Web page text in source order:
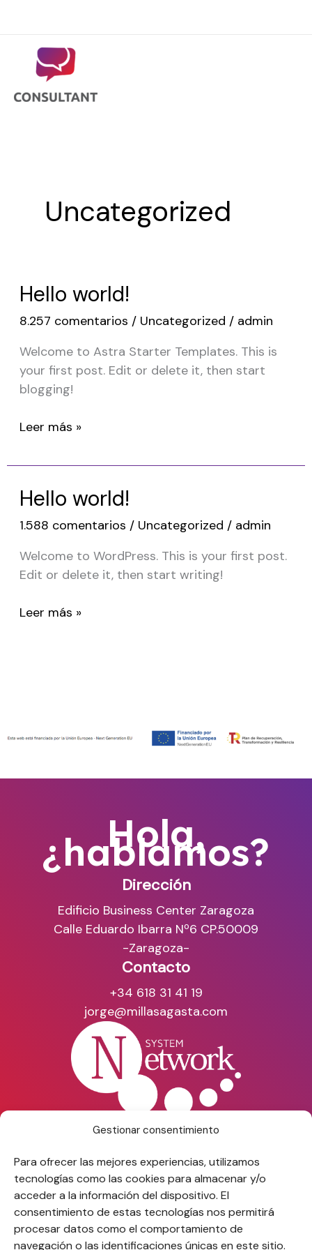
Gestionar consentimiento
Para ofrecer las mejores experiencias, utilizamos
tecnologías como las cookies para almacenar y/o
acceder a la información del dispositivo. El
consentimiento de estas tecnologías nos permitirá
procesar datos como el comportamiento de
navegación o las identificaciones únicas en este sitio.
contenido
Uncategorized
Hello world!
8.257 comentarios / Uncategorized / admin
Welcome to Astra Starter Templates. This is
your first post. Edit or delete it, then start
blogging!
Hello
Leer más »
Hello world!
1.588 comentarios / Uncategorized / admin
Welcome to WordPress. This is your first post.
Edit or delete it, then start writing!
Hello
Leer más »
Hola,
¿hablamos?
Dirección
Edificio Business Center Zaragoza
Calle Eduardo Ibarra Nº6 CP.50009
-Zaragoza-
Contacto
+34 618 31 41 19
jorge@millasagasta.com
By Grupo System
Accesibilidad
Mapa web
Aviso legal